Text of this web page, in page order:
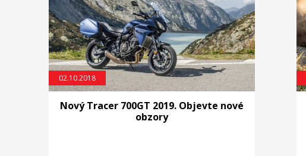
02.10.2018
Nový Tracer 700GT 2019. Objevte nové
obzory